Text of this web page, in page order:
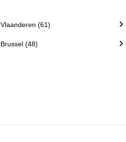
Vlaanderen (61)
Brussel (48)